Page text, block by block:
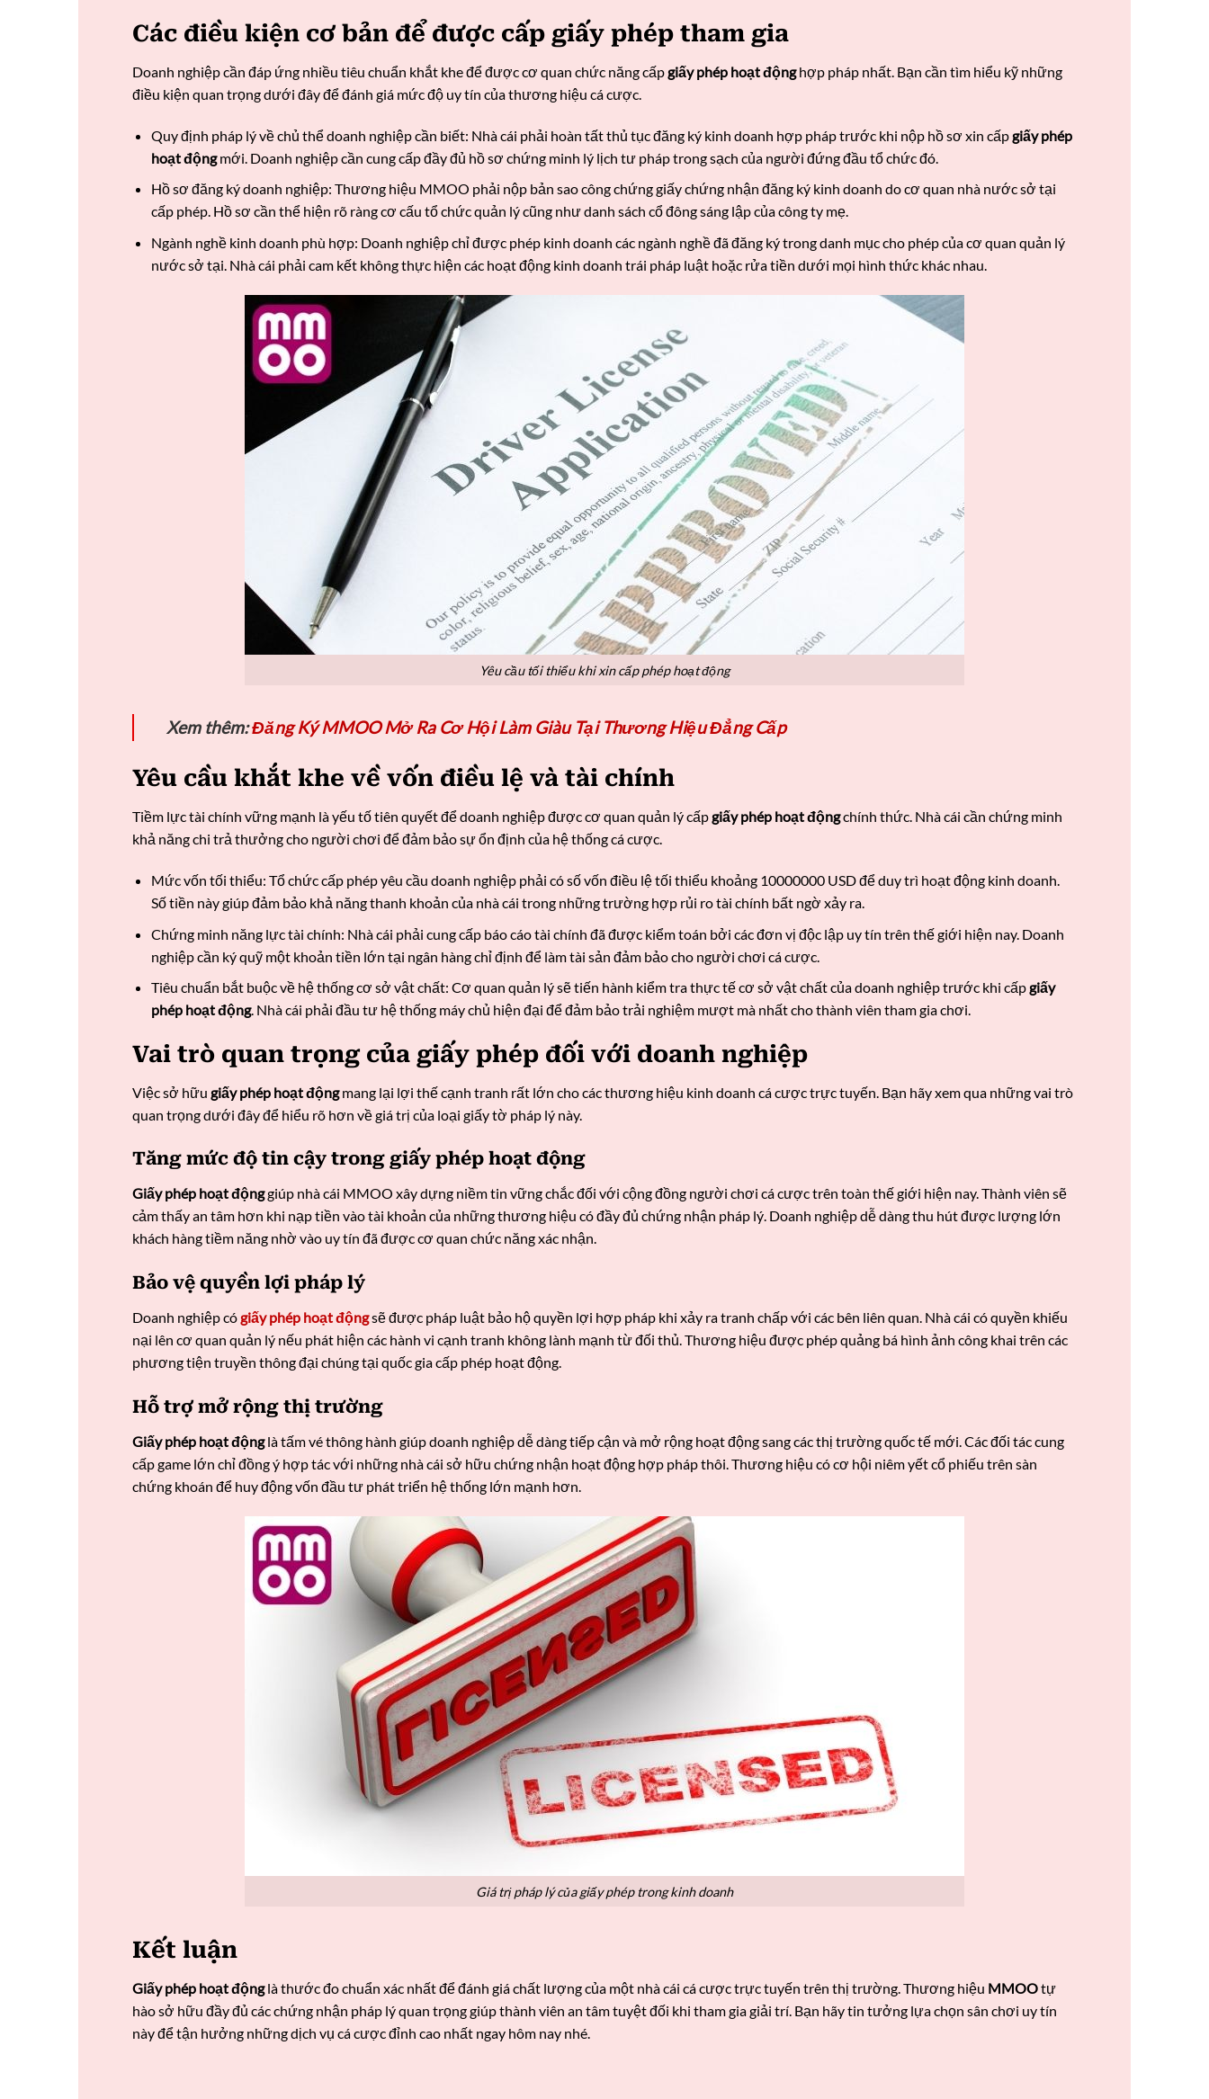
Các điều kiện cơ bản để được cấp giấy phép tham gia
Doanh nghiệp cần đáp ứng nhiều tiêu chuẩn khắt khe để được cơ quan chức năng cấpgiấy phép hoạt độnghợp pháp nhất. Bạn cần tìm hiểu kỹ những
điều kiện quan trọng dưới đây để đánh giá mức độ uy tín của thương hiệu cá cược.
Quy định pháp lý về chủ thể doanh nghiệp cần biết: Nhà cái phải hoàn tất thủ tục đăng ký kinh doanh hợp pháp trước khi nộp hồ sơ xin cấpgiấy phép
hoạt độngmới. Doanh nghiệp cần cung cấp đầy đủ hồ sơ chứng minh lý lịch tư pháp trong sạch của người đứng đầu tổ chức đó.
Hồ sơ đăng ký doanh nghiệp: Thương hiệu MMOO phải nộp bản sao công chứng giấy chứng nhận đăng ký kinh doanh do cơ quan nhà nước sở tại
cấp phép. Hồ sơ cần thể hiện rõ ràng cơ cấu tổ chức quản lý cũng như danh sách cổ đông sáng lập của công ty mẹ.
Ngành nghề kinh doanh phù hợp: Doanh nghiệp chỉ được phép kinh doanh các ngành nghề đã đăng ký trong danh mục cho phép của cơ quan quản lý
nước sở tại. Nhà cái phải cam kết không thực hiện các hoạt động kinh doanh trái pháp luật hoặc rửa tiền dưới mọi hình thức khác nhau.
Yêu cầu tối thiểu khi xin cấp phép hoạt động
Xem thêm:Đăng Ký MMOO Mở Ra Cơ Hội Làm Giàu Tại Thương Hiệu Đẳng Cấp
Yêu cầu khắt khe về vốn điều lệ và tài chính
Tiềm lực tài chính vững mạnh là yếu tố tiên quyết để doanh nghiệp được cơ quan quản lý cấpgiấy phép hoạt độngchính thức. Nhà cái cần chứng minh
khả năng chi trả thưởng cho người chơi để đảm bảo sự ổn định của hệ thống cá cược.
Mức vốn tối thiểu: Tổ chức cấp phép yêu cầu doanh nghiệp phải có số vốn điều lệ tối thiểu khoảng 10000000 USD để duy trì hoạt động kinh doanh.
Số tiền này giúp đảm bảo khả năng thanh khoản của nhà cái trong những trường hợp rủi ro tài chính bất ngờ xảy ra.
Chứng minh năng lực tài chính: Nhà cái phải cung cấp báo cáo tài chính đã được kiểm toán bởi các đơn vị độc lập uy tín trên thế giới hiện nay. Doanh
nghiệp cần ký quỹ một khoản tiền lớn tại ngân hàng chỉ định để làm tài sản đảm bảo cho người chơi cá cược.
Tiêu chuẩn bắt buộc về hệ thống cơ sở vật chất: Cơ quan quản lý sẽ tiến hành kiểm tra thực tế cơ sở vật chất của doanh nghiệp trước khi cấpgiấy
phép hoạt động. Nhà cái phải đầu tư hệ thống máy chủ hiện đại để đảm bảo trải nghiệm mượt mà nhất cho thành viên tham gia chơi.
Vai trò quan trọng của giấy phép đối với doanh nghiệp
Việc sở hữu giấy phép hoạt độngmang lại lợi thế cạnh tranh rất lớn cho các thương hiệu kinh doanh cá cược trực tuyến. Bạn hãy xem qua những vai trò
quan trọng dưới đây để hiểu rõ hơn về giá trị của loại giấy tờ pháp lý này.
Tăng mức độ tin cậy trong giấy phép hoạt động
Giấy phép hoạt độnggiúp nhà cái MMOO xây dựng niềm tin vững chắc đối với cộng đồng người chơi cá cược trên toàn thế giới hiện nay. Thành viên sẽ
cảm thấy an tâm hơn khi nạp tiền vào tài khoản của những thương hiệu có đầy đủ chứng nhận pháp lý. Doanh nghiệp dễ dàng thu hút được lượng lớn
khách hàng tiềm năng nhờ vào uy tín đã được cơ quan chức năng xác nhận.
Bảo vệ quyền lợi pháp lý
Doanh nghiệp cógiấy phép hoạt độngsẽ được pháp luật bảo hộ quyền lợi hợp pháp khi xảy ra tranh chấp với các bên liên quan. Nhà cái có quyền khiếu
nại lên cơ quan quản lý nếu phát hiện các hành vi cạnh tranh không lành mạnh từ đối thủ. Thương hiệu được phép quảng bá hình ảnh công khai trên các
phương tiện truyền thông đại chúng tại quốc gia cấp phép hoạt động.
Hỗ trợ mở rộng thị trường
Giấy phép hoạt độnglà tấm vé thông hành giúp doanh nghiệp dễ dàng tiếp cận và mở rộng hoạt động sang các thị trường quốc tế mới. Các đối tác cung
cấp game lớn chỉ đồng ý hợp tác với những nhà cái sở hữu chứng nhận hoạt động hợp pháp thôi. Thương hiệu có cơ hội niêm yết cổ phiếu trên sàn
chứng khoán để huy động vốn đầu tư phát triển hệ thống lớn mạnh hơn.
Giá trị pháp lý của giấy phép trong kinh doanh
Kết luận
Giấy phép hoạt độnglà thước đo chuẩn xác nhất để đánh giá chất lượng của một nhà cái cá cược trực tuyến trên thị trường. Thương hiệu MMOOtự
hào sở hữu đầy đủ các chứng nhận pháp lý quan trọng giúp thành viên an tâm tuyệt đối khi tham gia giải trí. Bạn hãy tin tưởng lựa chọn sân chơi uy tín
này để tận hưởng những dịch vụ cá cược đỉnh cao nhất ngay hôm nay nhé.